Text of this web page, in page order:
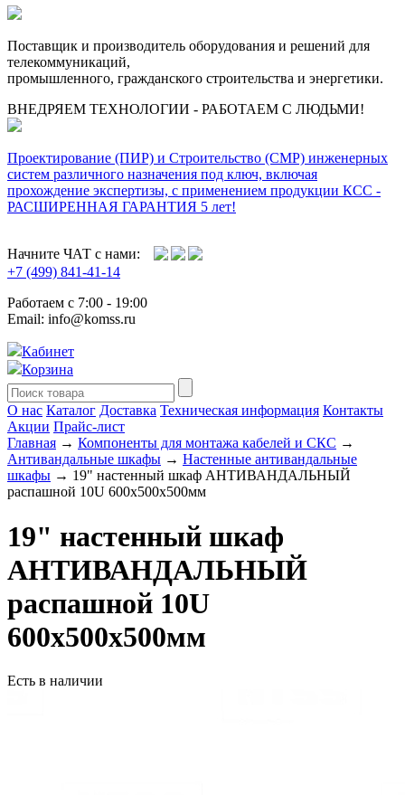
Поставщик и производитель оборудования и решений для
телекоммуникаций,
промышленного, гражданского строительства и энергетики.
ВНЕДРЯЕМ ТЕХНОЛОГИИ - РАБОТАЕМ С ЛЮДЬМИ!
Проектирование (ПИР) и Cтроительство (СМР) инженерных
систем различного назначения под ключ, включая
прохождение экспертизы, с применением продукции КСС -
РАСШИРЕННАЯ ГАРАНТИЯ 5 лет!
Начните ЧАТ с нами:
+7 (499) 841-41-14
Работаем с 7:00 - 19:00
Email: info@komss.ru
Кабинет
Корзина
О нас Каталог Доставка Техническая информация Контакты
Акции Прайс-лист
Главная → Компоненты для монтажа кабелей и СКС →
Антивандальные шкафы → Настенные антивандальные
шкафы → 19" настенный шкаф АНТИВАНДАЛЬНЫЙ
распашной 10U 600x500x500мм
19" настенный шкаф
АНТИВАНДАЛЬНЫЙ
распашной 10U
600x500x500мм
Есть в наличии